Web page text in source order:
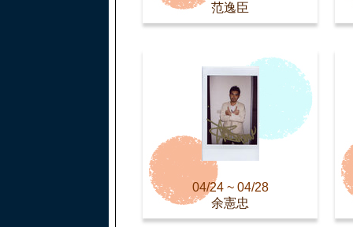
范逸臣
04/24 ~ 04/28
余憲忠